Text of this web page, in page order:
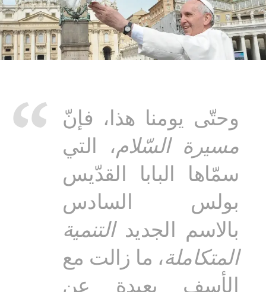
وحتّى يومنا هذا، فإنّ
مسيرة السّلام، التي
سمّاها البابا القدّيس
بولس السادس
بالاسم الجديدالتنمية
المتكاملة، ما زالت مع
الأسف بعيدة عن